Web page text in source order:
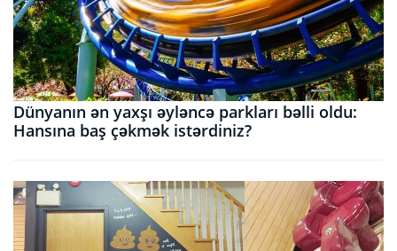
Dünyanın ən yaxşı əyləncə parkları bəlli oldu:
Hansına baş çəkmək istərdiniz?